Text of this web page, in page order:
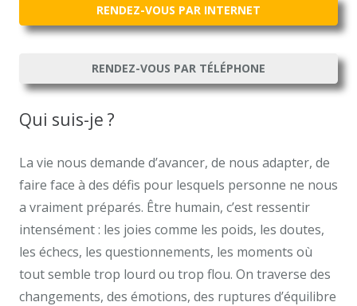
Qui suis-je ?
La vie nous demande d’avancer, de nous adapter, de
faire face à des défis pour lesquels personne ne nous
a vraiment préparés. Être humain, c’est ressentir
intensément : les joies comme les poids, les doutes,
les échecs, les questionnements, les moments où
tout semble trop lourd ou trop flou. On traverse des
changements, des émotions, des ruptures d’équilibre
RENDEZ-VOUS PAR INTERNET
RENDEZ-VOUS PAR TÉLÉPHONE